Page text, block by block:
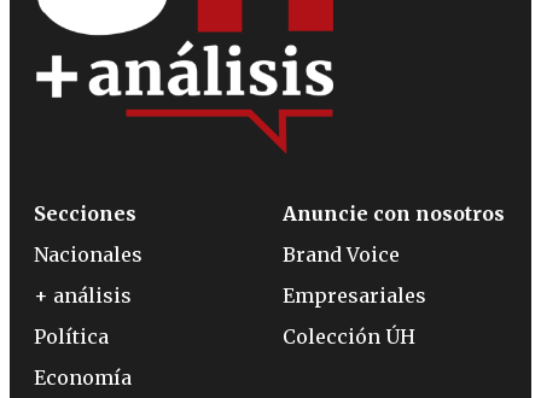
Secciones
Nacionales
+ análisis
Política
Economía
Anuncie con nosotros
Brand Voice
Empresariales
Colección ÚH